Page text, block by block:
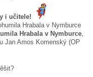
i učitele!
Hrabala v Nymburce
Hrabala v Nymburce
Jan Amos Komenský (OP